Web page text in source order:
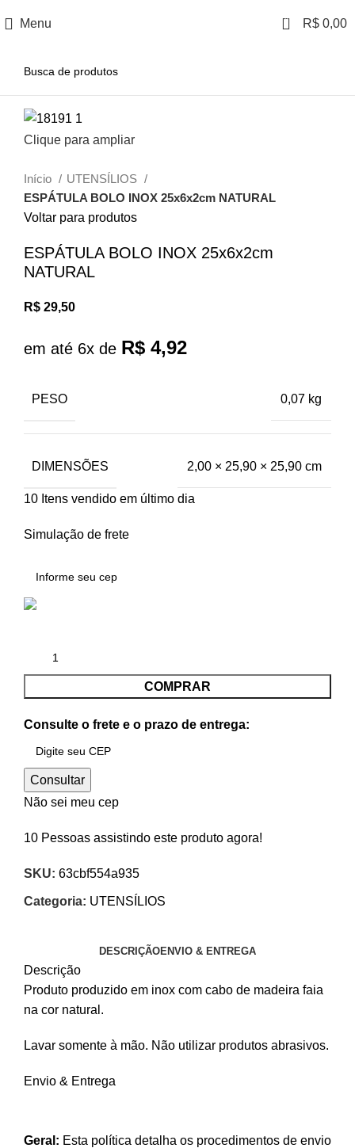
Menu 0 R$ 0,00
Clique para ampliar
Início
UTENSÍLIOS
ESPÁTULA BOLO INOX 25x6x2cm NATURAL
Voltar para produtos
ESPÁTULA BOLO INOX 25x6x2cm
NATURAL
R$ 29,50
em até 6x de R$ 4,92
PESO 0,07 kg
DIMENSÕES 2,00 × 25,90 × 25,90 cm
10 Itens vendido em último dia
Simulação de frete
COMPRAR
Consulte o frete e o prazo de entrega:
Consultar
Não sei meu cep
10 Pessoas assistindo este produto agora!
SKU: 63cbf554a935
Categoria: UTENSÍLIOS
DESCRIÇÃOENVIO & ENTREGA
Descrição
Produto produzido em inox com cabo de madeira faia
na cor natural.
Lavar somente à mão. Não utilizar produtos abrasivos.
Envio & Entrega
Geral: Esta política detalha os procedimentos de envio